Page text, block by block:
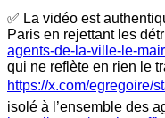
✅ La vidéo est
Paris en rejettant les
agents-de-la-ville-le-
qui ne reflète en rien le
https://x.com/egregoire/
isolé à l’ensemble des